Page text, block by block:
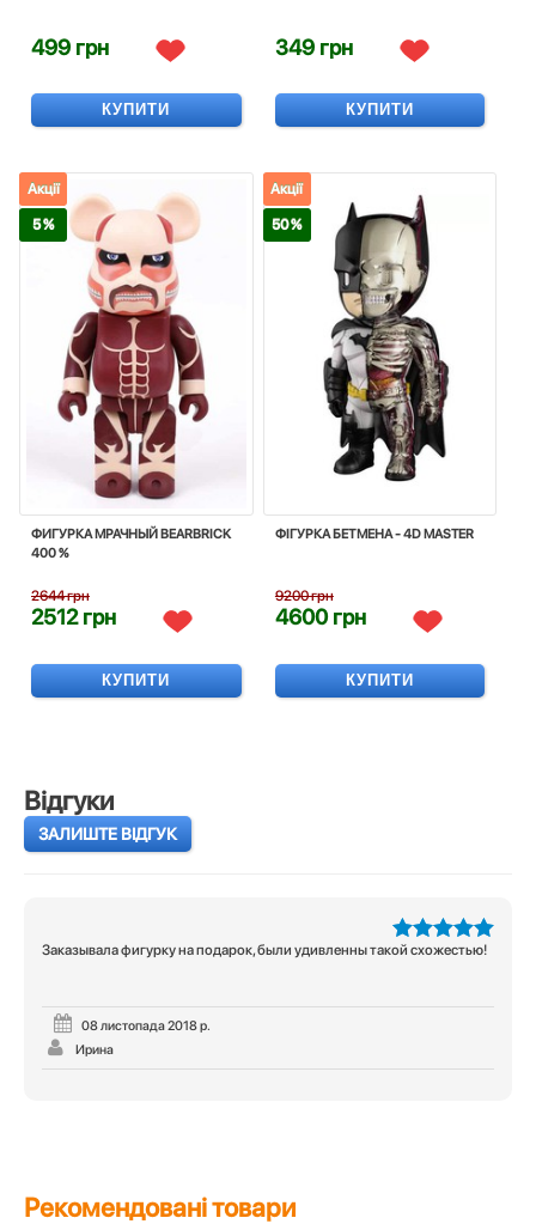
499 грн
КУПИТИ
349 грн
КУПИТИ
ФИГУРКА МРАЧНЫЙ BEARBRICK
400 %
Акції
5 %
2644 грн
2512 грн
КУПИТИ
ФIГУРКА БЕТМЕНА - 4D MASTER
Акції
50 %
9200 грн
4600 грн
КУПИТИ
Відгуки
ЗАЛИШТЕ ВІДГУК
5з 5
Заказывала фигурку на подарок, были удивленны такой схожестью!
08 листопада 2018 р.
Ирина
Рекомендовані товари